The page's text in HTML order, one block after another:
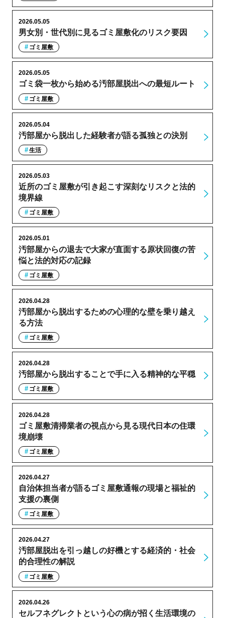
男女別・世代別に見るゴミ屋敷化のリスク要因
2026.05.05
ゴミ屋敷
ゴミ袋一枚から始める汚部屋脱出への最短ルート
2026.05.05
ゴミ屋敷
汚部屋から脱出した経験者が語る孤独との決別
2026.05.04
生活
近所のゴミ屋敷が引き起こす深刻なリスクと法的
境界線
2026.05.03
ゴミ屋敷
汚部屋からの退去で大家が直面する原状回復の苦
悩と法的対応の記録
2026.05.01
ゴミ屋敷
汚部屋から脱出するための心理的な壁を乗り越え
る方法
2026.04.28
ゴミ屋敷
汚部屋から脱出することで手に入る精神的な平穏
2026.04.28
ゴミ屋敷
ゴミ屋敷清掃業者の視点から見る現代日本の住環
境崩壊
2026.04.28
ゴミ屋敷
自治体担当者が語るゴミ屋敷通報の現場と福祉的
支援の裏側
2026.04.27
ゴミ屋敷
汚部屋脱出を引っ越しの好機とする経済的・社会
的合理性の解説
2026.04.27
ゴミ屋敷
セルフネグレクトという心の病が招く生活環境の
2026.04.26